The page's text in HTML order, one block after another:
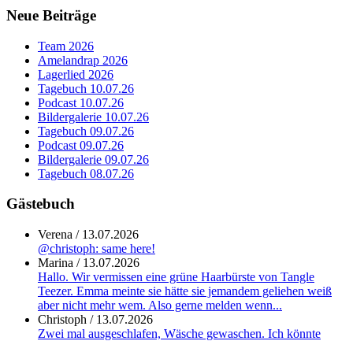
Neue Beiträge
Team 2026
Amelandrap 2026
Lagerlied 2026
Tagebuch 10.07.26
Podcast 10.07.26
Bildergalerie 10.07.26
Tagebuch 09.07.26
Podcast 09.07.26
Bildergalerie 09.07.26
Tagebuch 08.07.26
Gästebuch
Verena / 13.07.2026
@christoph: same here!
Marina / 13.07.2026
Hallo. Wir vermissen eine grüne Haarbürste von Tangle
Teezer. Emma meinte sie hätte sie jemandem geliehen weiß
aber nicht mehr wem. Also gerne melden wenn...
Christoph / 13.07.2026
Zwei mal ausgeschlafen, Wäsche gewaschen. Ich könnte